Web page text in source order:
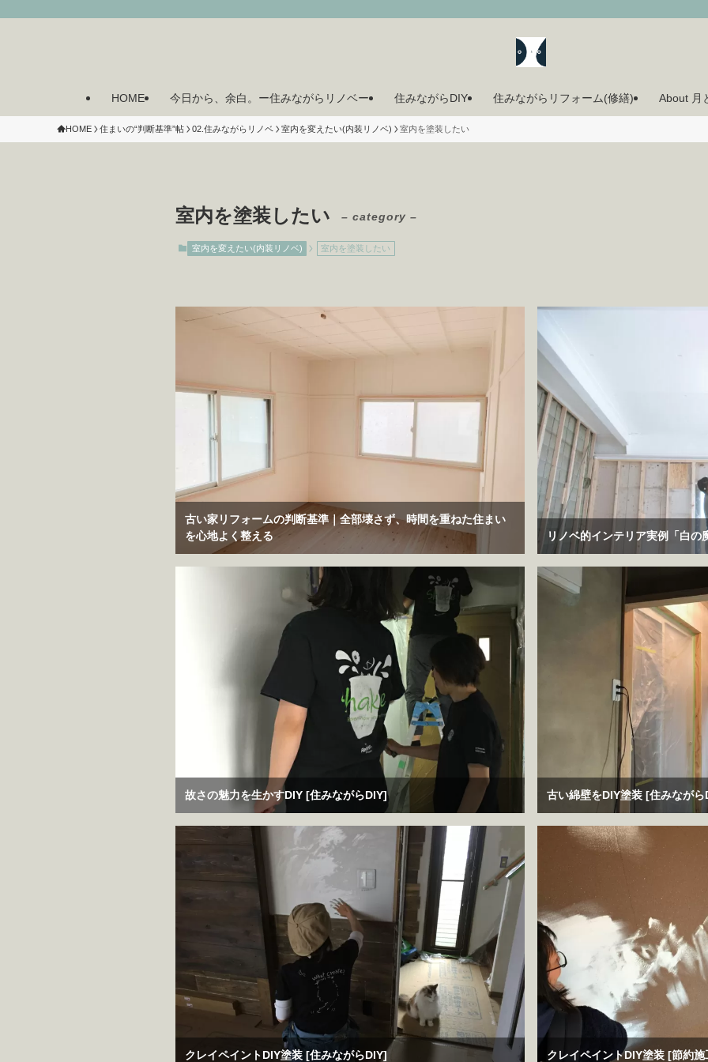
HOME 今日から、余白。ー住みながらリノベー 住みながらDIY 住みながらリフォーム(修繕) About 月
HOME 住まいの“判断基準”帖 02.住みながらリノベ 室内を変えたい(内装リノベ) 室内を塗装したい
室内を塗装したい – category –
室内を変えたい(内装リノベ) 室内を塗装したい
古い家リフォームの判断基準｜全部壊さず、時間を重ねた住まい
を心地よく整える
リノベ的インテリア実例「白の
故さの魅力を生かすDIY [住みながらDIY] 古い綿壁をDIY塗装 [住みながら
クレイペイントDIY塗装 [住みながらDIY] クレイペイントDIY塗装 [節約